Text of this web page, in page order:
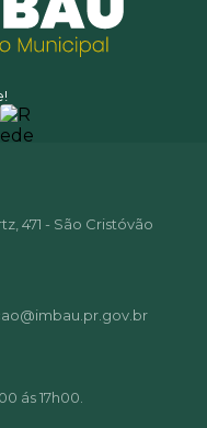
471 - São Cristóvão
ás 17h00.